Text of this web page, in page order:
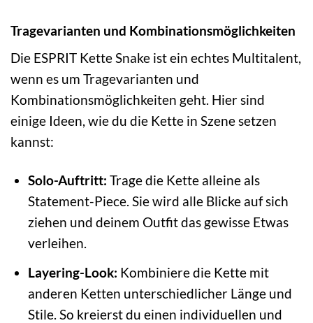
Tragevarianten und Kombinationsmöglichkeiten
Die ESPRIT Kette Snake ist ein echtes Multitalent,
wenn es um Tragevarianten und
Kombinationsmöglichkeiten geht. Hier sind
einige Ideen, wie du die Kette in Szene setzen
kannst:
Solo-Auftritt: Trage die Kette alleine als
Statement-Piece. Sie wird alle Blicke auf sich
ziehen und deinem Outfit das gewisse Etwas
verleihen.
Layering-Look: Kombiniere die Kette mit
anderen Ketten unterschiedlicher Länge und
Stile. So kreierst du einen individuellen und